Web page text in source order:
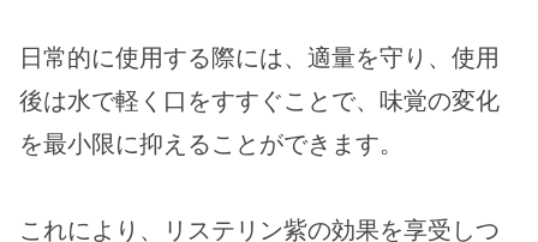
日常的に使用する際には、適量を守り、使用
後は水で軽く口をすすぐことで、味覚の変化
を最小限に抑えることができます。
これにより、リステリン紫の効果を享受しつ